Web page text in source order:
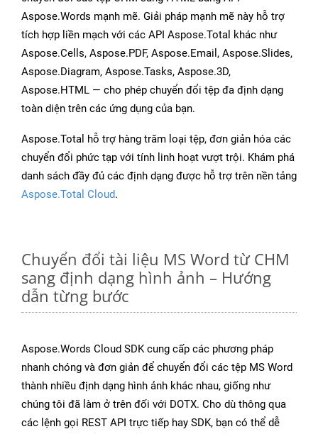
Aspose.Words mạnh mẽ. Giải pháp mạnh mẽ này hỗ trợ
tích hợp liền mạch với các API Aspose.Total khác như
Aspose.Cells, Aspose.PDF, Aspose.Email, Aspose.Slides,
Aspose.Diagram, Aspose.Tasks, Aspose.3D,
Aspose.HTML — cho phép chuyển đổi tệp đa định dạng
toàn diện trên các ứng dụng của bạn.
Aspose.Total hỗ trợ hàng trăm loại tệp, đơn giản hóa các
chuyển đổi phức tạp với tính linh hoạt vượt trội. Khám phá
danh sách đầy đủ các định dạng được hỗ trợ trên nền tảng
Aspose.Total Cloud.
Chuyển đổi tài liệu MS Word từ CHM
sang định dạng hình ảnh – Hướng
dẫn từng bước
Aspose.Words Cloud SDK cung cấp các phương pháp
nhanh chóng và đơn giản để chuyển đổi các tệp MS Word
thành nhiều định dạng hình ảnh khác nhau, giống như
chúng tôi đã làm ở trên đối với DOTX. Cho dù thông qua
các lệnh gọi REST API trực tiếp hay SDK, bạn có thể dễ